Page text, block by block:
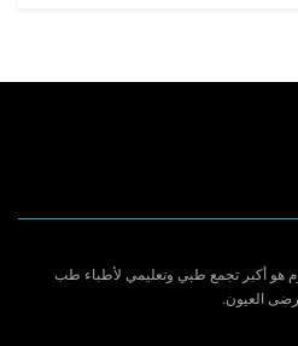
هو أكبر تجمع طبي وتعليمي لأطباء طب
العيون.